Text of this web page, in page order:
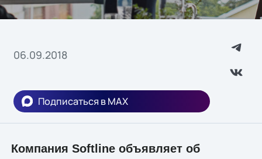
06.09.2018
Подписаться в MAX
Компания Softline объявляет об